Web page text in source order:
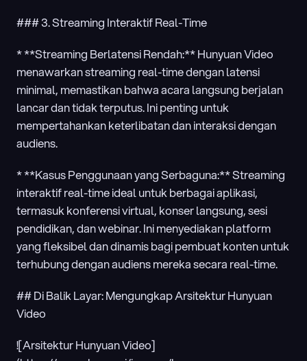
### 3. Streaming Interaktif Real-Time
* **Streaming Berlatensi Rendah:** Hunyuan Video
menawarkan streaming real-time dengan latensi
minimal, memastikan bahwa acara langsung berjalan
lancar dan tidak terputus. Ini penting untuk
mempertahankan keterlibatan dan interaksi dengan
audiens.
* **Kasus Penggunaan yang Serbaguna:** Streaming
interaktif real-time ideal untuk berbagai aplikasi,
termasuk konferensi virtual, konser langsung, sesi
pendidikan, dan webinar. Ini menyediakan platform
yang fleksibel dan dinamis bagi pembuat konten untuk
terhubung dengan audiens mereka secara real-time.
## Di Balik Layar: Mengungkap Arsitektur Hunyuan
Video
![Arsitektur Hunyuan Video]